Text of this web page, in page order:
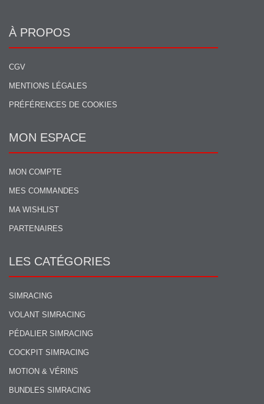
À PROPOS
CGV
MENTIONS LÉGALES
PRÉFÉRENCES DE COOKIES
MON ESPACE
MON COMPTE
MES COMMANDES
MA WISHLIST
PARTENAIRES
LES CATÉGORIES
SIMRACING
VOLANT SIMRACING
PÉDALIER SIMRACING
COCKPIT SIMRACING
MOTION & VÉRINS
BUNDLES SIMRACING